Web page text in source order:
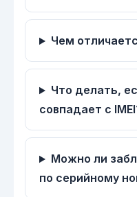
Чем
Что делать,
совпадает с
Можно ли
по серийному